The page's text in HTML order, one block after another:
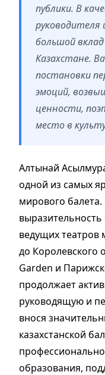
публики. В
большой
Казахстане.
постановки
эмоций,
ценности,
место в
Алтынай
одной из самых
мирового балета.
ведущих театров
до Королевского
Garden и
продолжает
руководящую и
внося
казахстанской
образования,